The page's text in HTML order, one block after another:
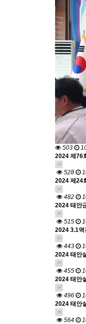
503
2024 제76
H
528
2024 제24
H
482
2024 태안
H
515
2024 3.1
H
443
2024 태안
H
455
2024 태안
H
496
2024 태안
H
564